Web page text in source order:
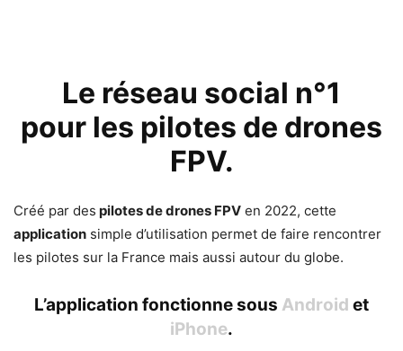
Le réseau social n°1
pour les pilotes de drones
FPV.
Créé par des pilotes de drones FPV en 2022, cette
application simple d’utilisation permet de faire rencontrer
les pilotes sur la France mais aussi autour du globe.
L’application fonctionne sous Android et
iPhone.